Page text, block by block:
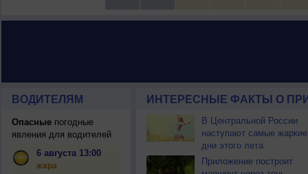
ВОДИТЕЛЯМ
Опасныепогодные
явления для водителей
6 августа 13:00
жара
ИНТЕРЕСНЫЕ ФАКТЫ О
В Центральной России
наступают самые жаркие
дни этого лета
Приложение построит